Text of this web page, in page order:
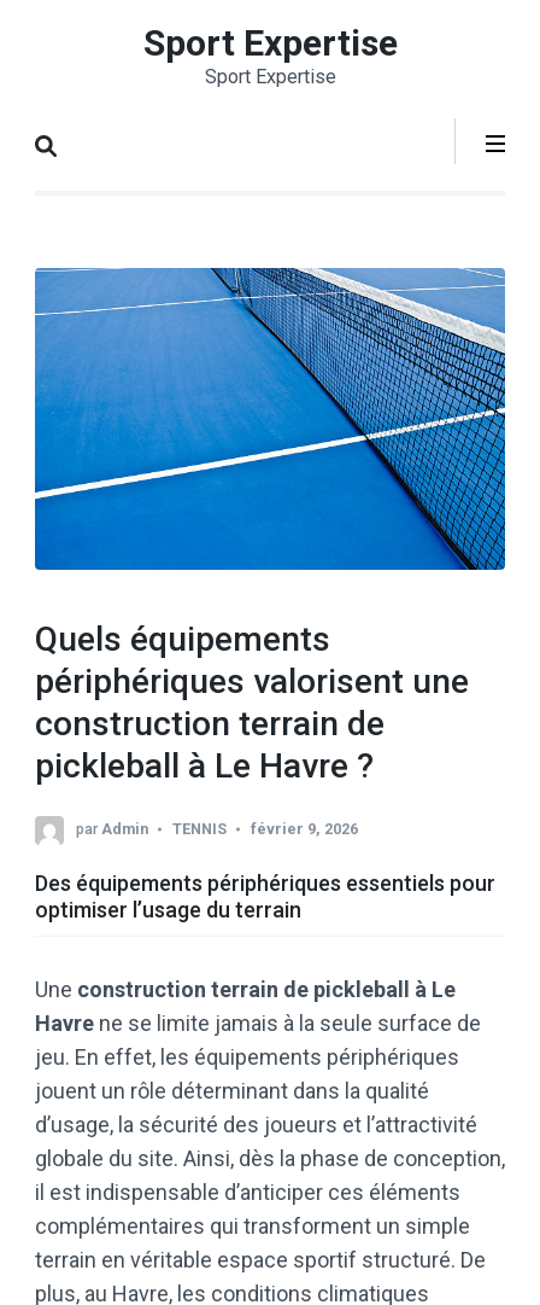
Entrée)
Sport Expertise
Sport Expertise
Quels équipements
périphériques valorisent une
construction terrain de
pickleball à Le Havre ?
parAdmin TENNIS février 9, 2026
Des équipements périphériques essentiels pour
optimiser l’usage du terrain
Une construction terrain de pickleball à Le
Havre ne se limite jamais à la seule surface de
jeu. En effet, les équipements périphériques
jouent un rôle déterminant dans la qualité
d’usage, la sécurité des joueurs et l’attractivité
globale du site. Ainsi, dès la phase de conception,
il est indispensable d’anticiper ces éléments
complémentaires qui transforment un simple
terrain en véritable espace sportif structuré. De
plus, au Havre, les conditions climatiques